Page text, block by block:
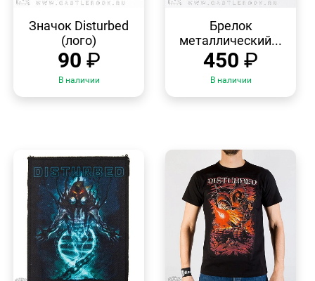
ПРОСМОТР
Значок Disturbed
(лого)
90 ₽
В наличии
Брелок
металлический...
450 ₽
В наличии